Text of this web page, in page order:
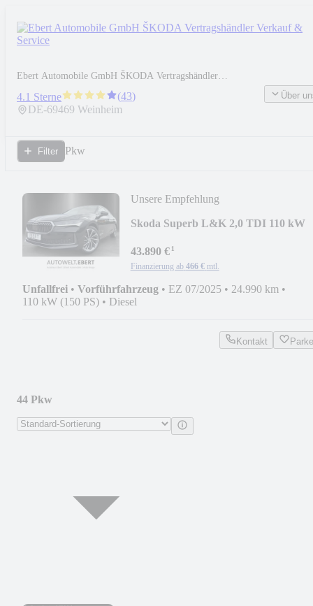
Ebert Automobile GmbH ŠKODA Vertragshändler
Verkauf & Service
4.1 Sterne (43)
DE-69469 Weinheim
Über
Filter Pkw
Unsere Empfehlung
Skoda Superb L&K 2,0 TDI 110 kW
43.890 €¹
Finanzierung ab 466 € mtl.
Unfallfrei • Vorführfahrzeug • EZ 07/2025 • 24.990 km •
110 kW (150 PS) • Diesel
Kontakt
44 Pkw